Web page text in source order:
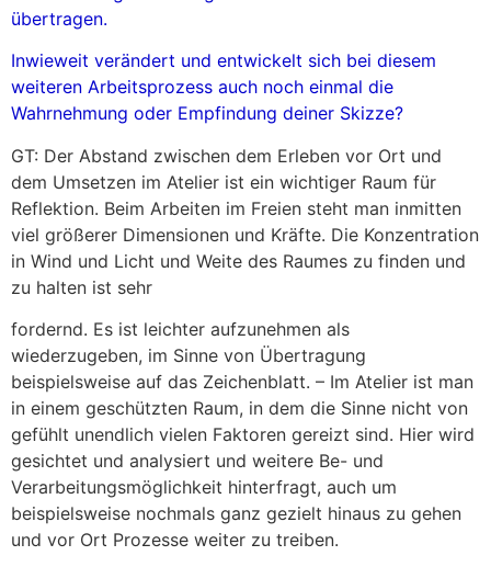
übertragen.
Inwieweit verändert und entwickelt sich bei diesem
weiteren Arbeitsprozess auch noch einmal die
Wahrnehmung oder Empfindung deiner Skizze?
GT: Der Abstand zwischen dem Erleben vor Ort und
dem Umsetzen im Atelier ist ein wichtiger Raum für
Reflektion. Beim Arbeiten im Freien steht man inmitten
viel größerer Dimensionen und Kräfte. Die Konzentration
in Wind und Licht und Weite des Raumes zu finden und
zu halten ist sehr
fordernd. Es ist leichter aufzunehmen als
wiederzugeben, im Sinne von Übertragung
beispielsweise auf das Zeichenblatt. – Im Atelier ist man
in einem geschützten Raum, in dem die Sinne nicht von
gefühlt unendlich vielen Faktoren gereizt sind. Hier wird
gesichtet und analysiert und weitere Be- und
Verarbeitungsmöglichkeit hinterfragt, auch um
beispielsweise nochmals ganz gezielt hinaus zu gehen
und vor Ort Prozesse weiter zu treiben.